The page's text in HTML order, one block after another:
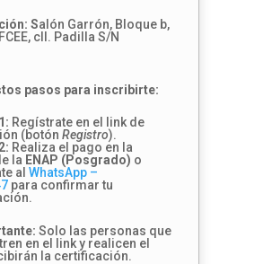
Salón Garrón, Bloque b,
cll. Padilla S/N
pasos para inscribirte:
Regístrate en el link de
(botón Registro).
Realiza el pago en la
la ENAP (Posgrado) o
al WhatsApp –
para confirmar tu
Solo las personas que
en el link y realicen el
la certificación.